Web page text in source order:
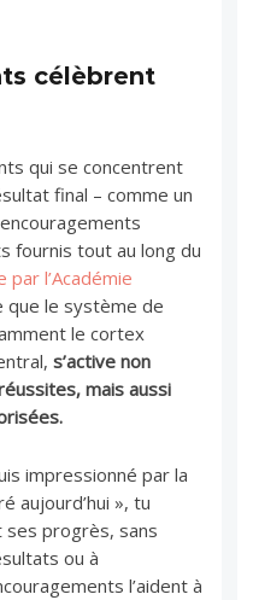
célèbrent
qui se concentrent
final – comme un
fournis tout au long du
l’Académie
que le système de
le cortex
s’active non
mais aussi
impressionné par la
aujourd’hui », tu
progrès, sans
ou à
l’aident à